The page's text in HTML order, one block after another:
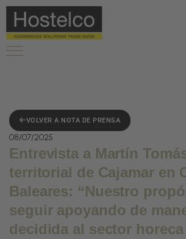
VOLVER A NOTA DE PRENSA
08/07/2025
Entrevista a Martín
territorial de Cajamar en
Baleares: “Nuestro
seguir apoyando de
decidida al sector horeca